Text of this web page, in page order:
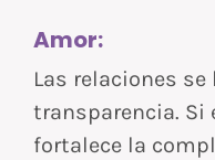
Amor:
Las relaciones
transparencia. Si
fortalece la